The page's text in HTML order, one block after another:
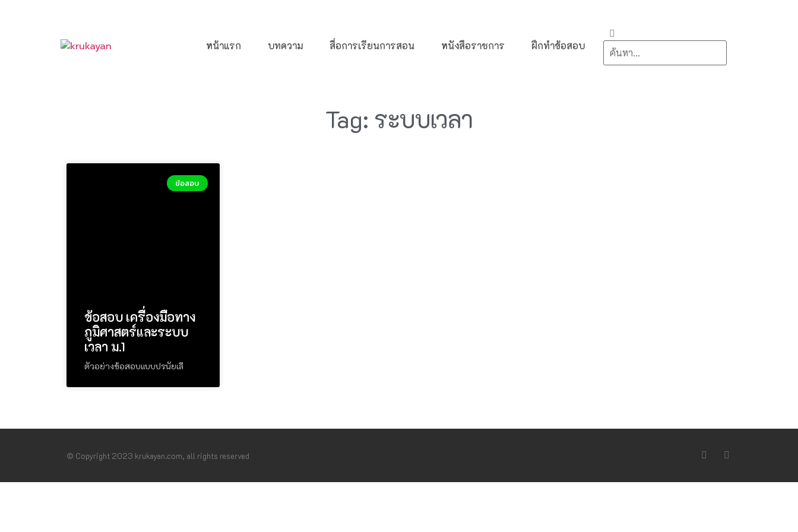
หน้าแรก บทความ สื่อการเรียนการสอน หนังสือราชการ ฝึกทำข้อสอบ
Tag: ระบบเวลา
ข้อสอบ
ข้อสอบ เครื่องมือทาง
ภูมิศาสตร์และระบบ
เวลา ม.1
ตัวอย่างข้อสอบแบบปรนัยเลื
© Copyright 2023 krukayan.com, all rights reserved